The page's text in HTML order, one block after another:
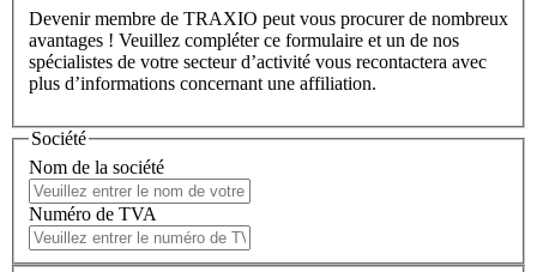
Devenir membre de TRAXIO peut vous procurer de nombreux
avantages ! Veuillez compléter ce formulaire et un de nos
spécialistes de votre secteur d’activité vous recontactera avec
plus d’informations concernant une affiliation.
Société
Nom de la société
Numéro de TVA